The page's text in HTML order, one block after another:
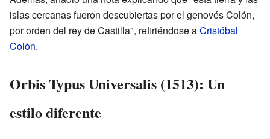
islas cercanas fueron descubiertas por el genovés Colón,
por orden del rey de Castilla", refiriéndose aCristóbal
Colón.
Orbis Typus Universalis (1513): Un
estilo diferente